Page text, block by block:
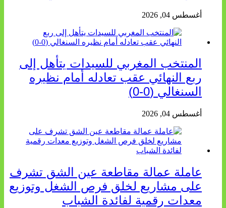
أغسطس 04, 2026
المنتخب المغربي للسيدات يتأهل إلى
ربع النهائي عقب تعادله أمام نظيره
السنغالي (0-0)
أغسطس 04, 2026
عاملة عمالة مقاطعة عين الشق تشرف
على مشاريع لخلق فرص الشغل وتوزيع
معدات رقمية لفائدة الشباب